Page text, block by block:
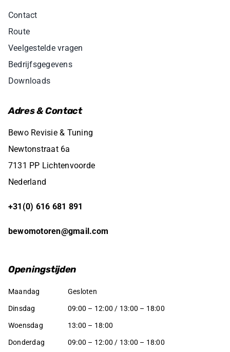
Contact
Route
Veelgestelde vragen
Bedrijfsgegevens
Downloads
Adres & Contact
Bewo Revisie & Tuning
Newtonstraat 6a
7131 PP Lichtenvoorde
Nederland
+31(0) 616 681 891
bewomotoren@gmail.com
Openingstijden
Maandag Gesloten
Dinsdag 09:00 – 12:00 / 13:00 – 18:00
Woensdag 13:00 – 18:00
Donderdag 09:00 – 12:00 / 13:00 – 18:00